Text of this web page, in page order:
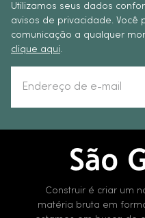
Utilizamos seus dados
avisos de privacidade. Você
comunicação a qualquer
clique aqui.
Construir é criar um
matéria bruta em